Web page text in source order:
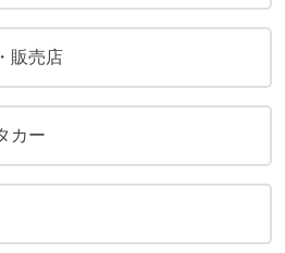
販売店
カー